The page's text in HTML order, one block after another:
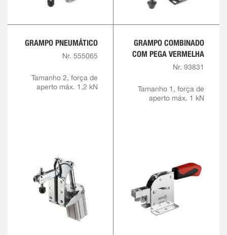
GRAMPO PNEUMÁTICO
Nr. 555065
Tamanho 2, força de
aperto máx. 1,2 kN
GRAMPO COMBINADO
COM PEGA VERMELHA
Nr. 93831
Tamanho 1, força de
aperto máx. 1 kN